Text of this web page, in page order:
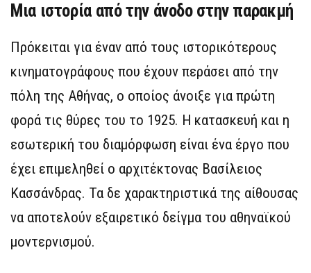
Μια ιστορία από την άνοδο στην παρακμή
Πρόκειται για έναν από τους ιστορικότερους
κινηματογράφους που έχουν περάσει από την
πόλη της Αθήνας, ο οποίος άνοιξε για πρώτη
φορά τις θύρες του το 1925. Η κατασκευή και η
εσωτερική του διαμόρφωση είναι ένα έργο που
έχει επιμεληθεί ο αρχιτέκτονας Βασίλειος
Κασσάνδρας. Τα δε χαρακτηριστικά της αίθουσας
να αποτελούν εξαιρετικό δείγμα του αθηναϊκού
μοντερνισμού.